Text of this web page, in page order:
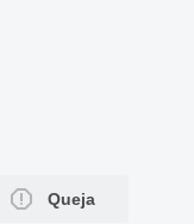
Queja